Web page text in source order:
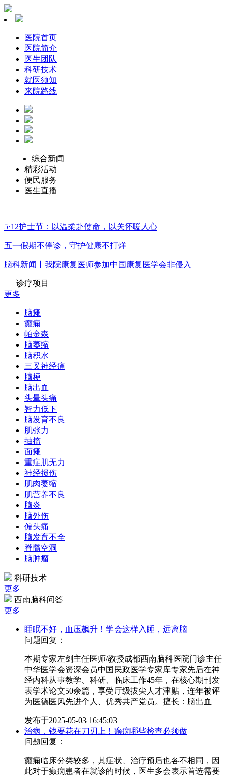
医院首页
医院简介
医生团队
科研技术
就医须知
来院路线
综合新闻
精彩活动
便民服务
医生直播
5·12护士节：以温柔赴使命，以关怀暖人心
五一假期不停诊，守护健康不打烊
脑科新闻丨我院康复医师参加中国康复医学会非侵入
诊疗项目
更多
脑瘫
癫痫
帕金森
脑萎缩
脑积水
三叉神经痛
脑梗
脑出血
头晕头痛
智力低下
脑发育不良
肌张力
抽搐
面瘫
重症肌无力
神经损伤
肌肉萎缩
肌营养不良
脑炎
脑外伤
偏头痛
脑发育不全
脊髓空洞
脑肿瘤
科研技术
更多
西南脑科问答
更多
睡眠不好，血压飙升！学会这样入睡，远离脑
问题回复：
本期专家左剑主任医师/教授成都西南脑科医院门诊主任
中华医学会资深会员中国民政医学专家库专家先后在神
经内科从事教学、科研、临床工作45年，在核心期刊发
表学术论文50余篇，享受厅级拔尖人才津贴，连年被评
为医德医风先进个人、优秀共产党员。擅长：脑出血
发布于2025-05-03 16:45:03
治病，钱要花在刀刃上！癫痫哪些检查必须做
问题回复：
癫痫临床分类较多，其症状、治疗预后也各不相同，因
此对于癫痫患者在就诊的时候，医生多会表示首选需要